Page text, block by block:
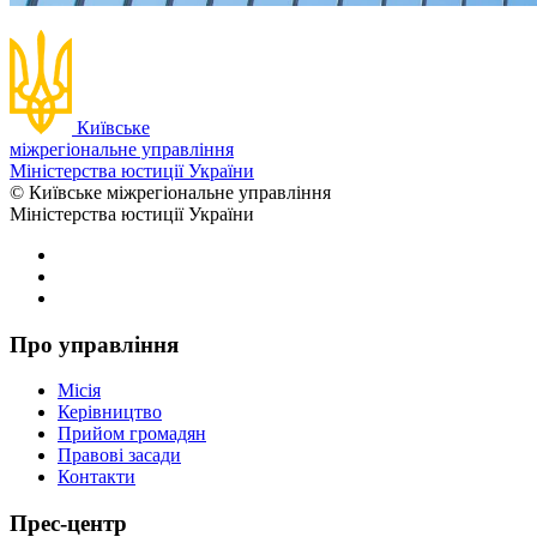
Київське
міжрегіональне управління
Міністерства юстиції України
© Київське міжрегіональне управління
Міністерства юстиції України
Про управління
Місія
Керівництво
Прийом громадян
Правові засади
Контакти
Прес-центр